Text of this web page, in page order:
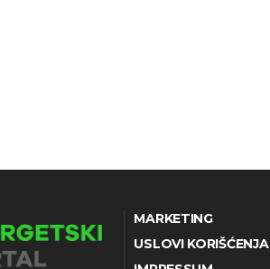
MARKETING
USLOVI KORIŠĆENJA